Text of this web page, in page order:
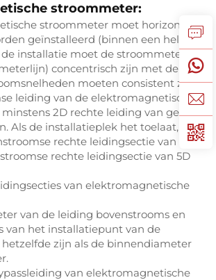
stroommeter:
stroommeter moet horizontaal
geïnstalleerd (binnen een helling
de installatie moet de stroommeteras
concentrisch zijn met de
moeten consistent zijn.
leiding van de elektromagnetische
2D rechte leiding van gelijke
Als de installatieplek het toelaat,
rechte leidingsectie van 20D
rechte leidingsectie van 5D
van elektromagnetische
van de leiding bovenstrooms en
van het installatiepunt van de
zijn als de binnendiameter
van elektromagnetische